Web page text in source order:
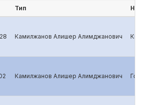
Тип
Камилжанов Алишер Алимджанович
Камилжанов Алишер Алимджанович